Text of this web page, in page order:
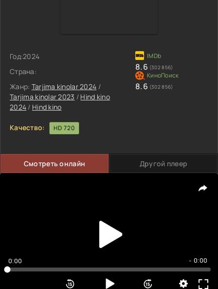
Год:2024
Страна:
Жанр: Tarjima kinolar 2024 /
Tarjima kinolar 2023 / Hind kino
2024 / Hind kino
8.6 (302 856)
8.6 (302 856)
Качество: HD 720
Смотреть онлайн Другой плеер
0:00 - 0:00